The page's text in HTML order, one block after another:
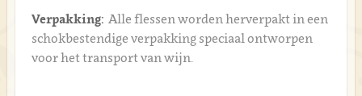
Verpakking: Alle flessen worden herverpakt in een
schokbestendige verpakking speciaal ontworpen
voor het transport van wijn.